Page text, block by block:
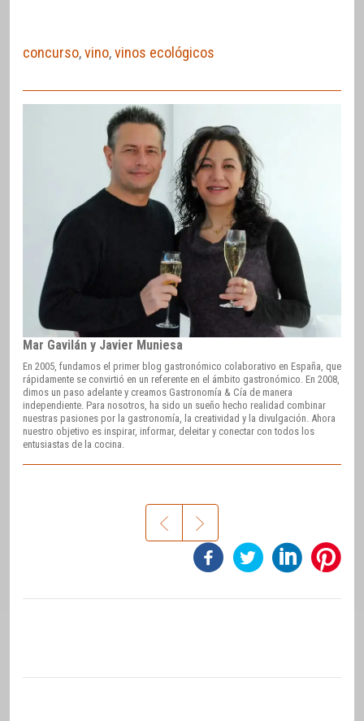
concurso,vino,vinos ecológicos
Mar Gavilán y Javier Muniesa
En 2005, fundamos el primer blog gastronómico colaborativo en España, que
rápidamente se convirtió en un referente en el ámbito gastronómico. En 2008,
dimos un paso adelante y creamos Gastronomía & Cía de manera
independiente. Para nosotros, ha sido un sueño hecho realidad combinar
nuestras pasiones por la gastronomía, la creatividad y la divulgación. Ahora
nuestro objetivo es inspirar, informar, deleitar y conectar con todos los
entusiastas de la cocina.